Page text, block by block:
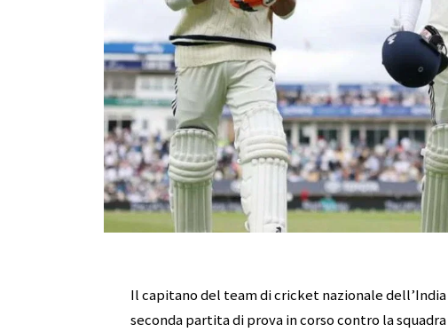
Il capitano del team di cricket nazionale
seconda partita di prova in corso contro la